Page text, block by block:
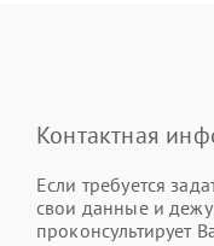
Контактная
Если требуется
свои данные и
проконсультирует